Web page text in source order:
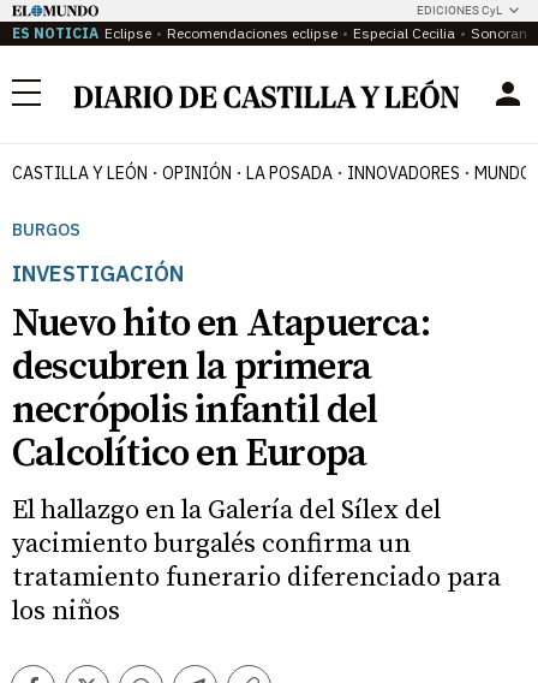
EDICIONES CyL
ES NOTICIA Eclipse Recomendaciones eclipse Especial Cecilia
Menú
CASTILLA Y LEÓN OPINIÓN LA POSADA INNOVADORES MUNDO
BURGOS
INVESTIGACIÓN
Nuevo hito en Atapuerca:
descubren la primera
necrópolis infantil del
Calcolítico en Europa
El hallazgo en la Galería del Sílex del
yacimiento burgalés confirma un
tratamiento funerario diferenciado para
los niños